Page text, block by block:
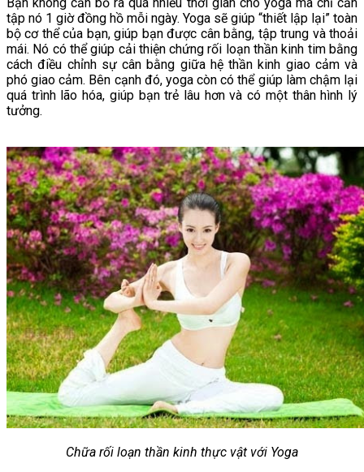
tập nó 1 giờ đồng hồ mỗi ngày. Yoga sẽ giúp “thiết lập lại” toàn
bộ cơ thể của bạn, giúp bạn được cân bằng, tập trung và thoải
mái. Nó có thể giúp cải thiện chứng rối loạn thần kinh tim bằng
cách điều chỉnh sự cân bằng giữa hệ thần kinh giao cảm và
phó giao cảm. Bên cạnh đó, yoga còn có thể giúp làm chậm lại
quá trình lão hóa, giúp bạn trẻ lâu hơn và có một thân hình lý
tưởng.
Chữa rối loạn thần kinh thực vật với Yoga